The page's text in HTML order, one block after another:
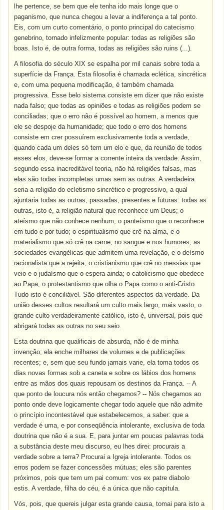
lhe pertence, se bem que ele tenha ido mais longe que o
paganismo, que nunca chegou a levar a indiferença a tal ponto.
Eis, com um curto comentário, o ponto principal do catecismo
genebrino, tornado infelizmente popular: todas as religiões são
boas. Isto é, de outra forma, todas as religiões são ruins (...).
A filosofia do século XIX se espalha por mil canais sobre toda a
superfície da França. Esta filosofia é chamada eclética, sincrética
e, com uma pequena modificação, é também chamada
progressiva. Esse belo sistema consiste em dizer que não existe
nada falso; que todas as opiniões e todas as religiões podem se
conciliadas; que o erro não é possível ao homem, a menos que
ele se despoje da humanidade; que todo o erro dos homens
consiste em crer possuírem exclusivamente toda a verdade,
quando cada um deles só tem um elo e que, da reunião de todos
esses elos, deve-se formar a corrente inteira da verdade. Assim,
segundo essa inacreditável teoria, não há religiões falsas, mas
elas são todas incompletas umas sem as outras. A verdadeira
seria a religião do ecletismo sincrético e progressivo, a qual
ajuntaria todas as outras, passadas, presentes e futuras: todas as
outras, isto é, a religião natural que reconhece um Deus; o
ateísmo que não conhece nenhum; o panteísmo que o reconhece
em tudo e por tudo; o espiritualismo que crê na alma, e o
materialismo que só crê na carne, no sangue e nos humores; as
sociedades evangélicas que admitem uma revelação, e o deísmo
racionalista que a rejeita; o cristianismo que crê no messias que
veio e o judaísmo que o espera ainda; o catolicismo que obedece
ao Papa, o protestantismo que olha o Papa como o anti-Cristo.
Tudo isto é conciliável. São diferentes aspectos da verdade. Da
união desses cultos resultará um culto mais largo, mais vasto, o
grande culto verdadeiramente católico, isto é, universal, pois que
abrigará todas as outras no seu seio.
Esta doutrina que qualificais de absurda, não é de minha
invenção; ela enche milhares de volumes e de publicações
recentes; e, sem que seu fundo jamais varie, ela toma todos os
dias novas formas sob a caneta e sobre os lábios dos homens
entre as mãos dos quais repousam os destinos da França. -- A
que ponto de loucura nós então chegamos? -- Nós chegamos ao
ponto onde deve logicamente chegar todo aquele que não admite
o princípio incontestável que estabelecemos, a saber: que a
verdade é uma, e por conseqüência intolerante, exclusiva de toda
doutrina que não é a sua. E, para juntar em poucas palavras toda
a substância deste meu discurso, eu lhes direi: procurais a
verdade sobre a terra? Procurai a Igreja intolerante. Todos os
erros podem se fazer concessões mútuas; eles são parentes
próximos, pois que tem um pai comum: vos ex patre diabolo
estis. A verdade, filha do céu, é a única que não capitula.
Vós, pois, que quereis julgar esta grande causa, tomai para isto a